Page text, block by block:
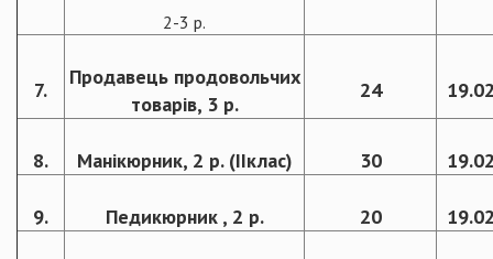
2-3 р.
7.
Продавець продовольчих
товарів, 3 р.
24
8. Манікюрник, 2 р. (IIклас) 30
9. Педикюрник , 2 р. 20